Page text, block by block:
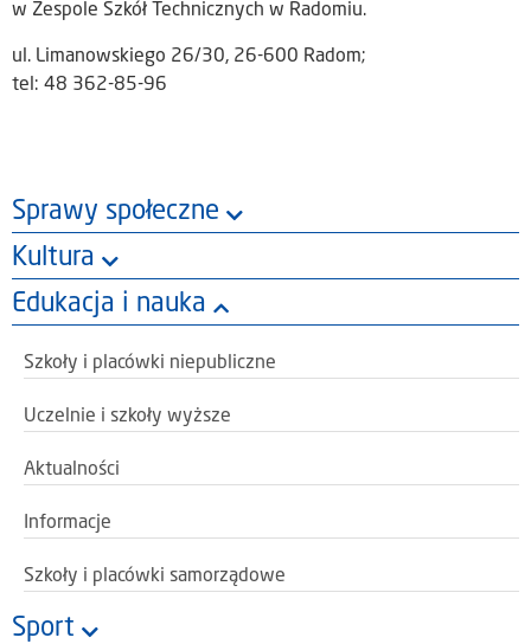
Sprawy społeczne
Kultura
Edukacja i nauka
Szkoły i placówki niepubliczne
Uczelnie i szkoły wyższe
Aktualności
Informacje
Szkoły i placówki samorządowe
Sport
w Zespole Szkół Technicznych w Radomiu.
ul. Limanowskiego 26/30, 26-600 Radom;
tel: 48 362-85-96